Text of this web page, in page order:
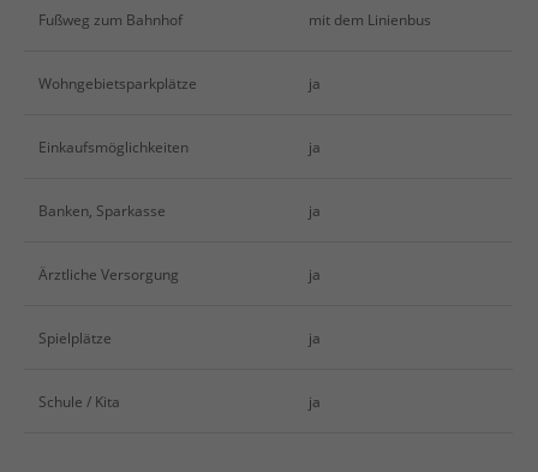
Fußweg zum Bahnhof mit dem Linienbus
Wohngebietsparkplätze ja
Einkaufsmöglichkeiten ja
Banken, Sparkasse ja
Ärztliche Versorgung ja
Spielplätze ja
Schule / Kita ja